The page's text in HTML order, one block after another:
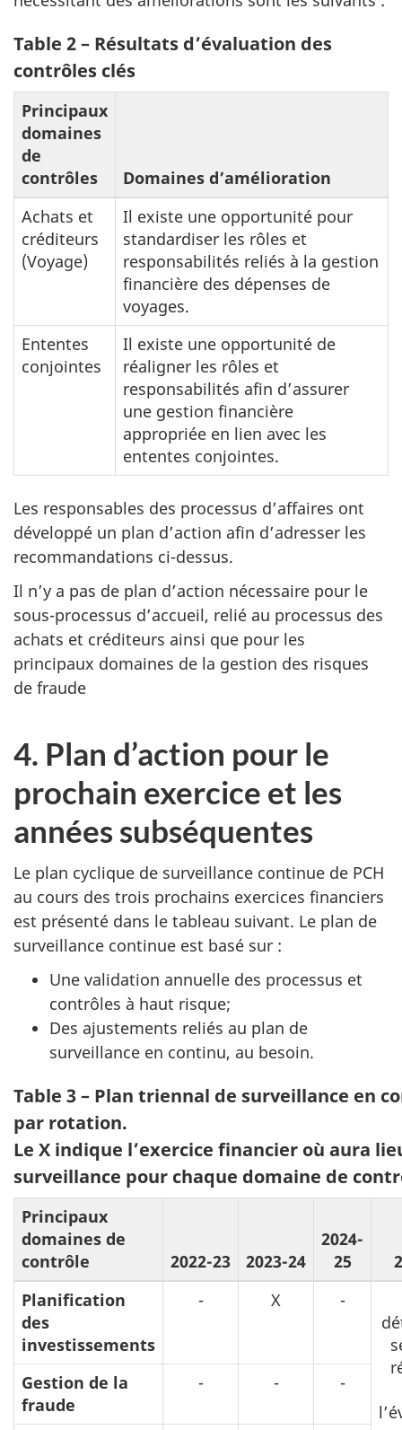
Table 2 – Résultats d’évaluation des
contrôles clés
Principaux
domaines
de
contrôles
Domaines d’amélioration
Achats et
créditeurs
(Voyage)
Il existe une opportunité pour
standardiser les rôles et
responsabilités reliés à la gestion
financière des dépenses de
voyages.
Ententes
conjointes
Il existe une opportunité de
réaligner les rôles et
responsabilités afin d’assurer
une gestion financière
appropriée en lien avec les
ententes conjointes.
Les responsables des processus d’affaires ont
développé un plan d’action afin d’adresser les
recommandations ci-dessus.
Il n’y a pas de plan d’action nécessaire pour le
sous-processus d’accueil, relié au processus des
achats et créditeurs ainsi que pour les
principaux domaines de la gestion des risques
de fraude
4. Plan d’action pour le
prochain exercice et les
années subséquentes
Le plan cyclique de surveillance continue de PCH
au cours des trois prochains exercices financiers
est présenté dans le tableau suivant. Le plan de
surveillance continue est basé sur :
Une validation annuelle des processus et
contrôles à haut risque;
Des ajustements reliés au plan de
surveillance en continu, au besoin.
Table 3 – Plan triennal de surveillance en
par rotation.
Le X indique l’exercice financier où aura
surveillance pour chaque domaine de
Principaux
domaines de
contrôle
2022-23 2023-24
2024-
25
Planification
des
investissements
- X
-
Gestion de la
fraude
- - -